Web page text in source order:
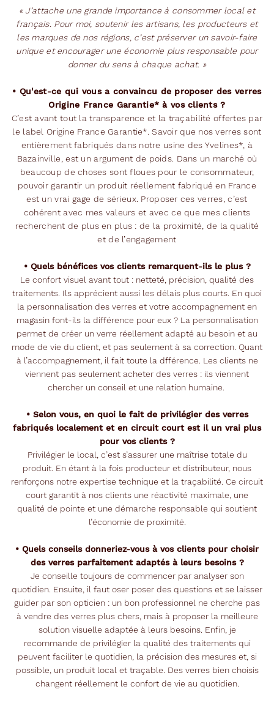
« J’attache une grande importance à consommer local et
français. Pour moi, soutenir les artisans, les producteurs et
les marques de nos régions, c’est préserver un savoir-faire
unique et encourager une économie plus responsable pour
donner du sens à chaque achat. »
• Qu'est-ce qui vous a convaincu de proposer des verres
Origine France Garantie* à vos clients ?
C’est avant tout la transparence et la traçabilité offertes par
le label Origine France Garantie*. Savoir que nos verres sont
entièrement fabriqués dans notre usine des Yvelines*, à
Bazainville, est un argument de poids. Dans un marché où
beaucoup de choses sont floues pour le consommateur,
pouvoir garantir un produit réellement fabriqué en France
est un vrai gage de sérieux. Proposer ces verres, c’est
cohérent avec mes valeurs et avec ce que mes clients
recherchent de plus en plus : de la proximité, de la qualité
et de l’engagement
• Quels bénéfices vos clients remarquent-ils le plus ?
Le confort visuel avant tout : netteté, précision, qualité des
traitements. Ils apprécient aussi les délais plus courts. En quoi
la personnalisation des verres et votre accompagnement en
magasin font-ils la différence pour eux ? La personnalisation
permet de créer un verre réellement adapté au besoin et au
mode de vie du client, et pas seulement à sa correction. Quant
à l’accompagnement, il fait toute la dfférence. Les clients ne
viennent pas seulement acheter des verres : ils viennent
chercher un conseil et une relation humaine.
• Selon vous, en quoi le fait de privilégier des verres
fabriqués localement et en circuit court est il un vrai plus
pour vos clients ?
Privilégier le local, c’est s’assurer une maîtrise totale du
produit. En étant à la fois producteur et distributeur, nous
renforçons notre expertise technique et la traçabilité. Ce circuit
court garantit à nos clients une réactivité maximale, une
qualité de pointe et une démarche responsable qui soutient
l’économie de proximité.
• Quels conseils donneriez-vous à vos clients pour choisir
des verres parfaitement adaptés à leurs besoins ?
Je conseille toujours de commencer par analyser son
quotidien. Ensuite, il faut oser poser des questions et se laisser
guider par son opticien : un bon professionnel ne cherche pas
à vendre des verres plus chers, mais à proposer la meilleure
solution visuelle adaptée à leurs besoins. Enfin, je
recommande de privilégier la qualité des traitements qui
peuvent faciliter le quotidien, la précision des mesures et, si
possible, un produit local et traçable. Des verres bien choisis
changent réellement le confort de vie au quotidien.